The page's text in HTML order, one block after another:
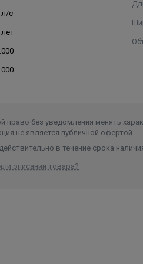
л/с
лет
право без уведомления менять
не является публичной офертой.
в течение срока
описании товара?